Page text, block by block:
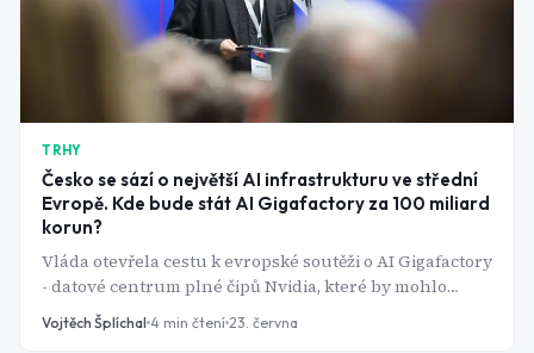
TRHY
Česko se sází o největší AI infrastrukturu ve střední
Evropě. Kde bude stát AI Gigafactory za 100 miliard
korun?
Vláda otevřela cestu k evropské soutěži o AI Gigafactory
- datové centrum plné čipů Nvidia, které by mohlo
změnit pozici Česka v globálním závodu o umělou
inteligenci.
Vojtěch Šplíchal 4 min čtení 23. června